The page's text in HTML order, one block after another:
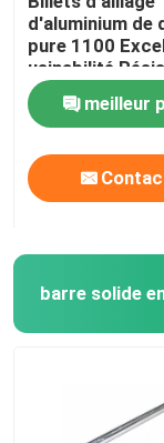
plat en
Plaque en
Plaque
Tube creux en
tubes ronds
d'aluminium de
pure 1100
usinabilité
l'usure
meilleur
barre solide